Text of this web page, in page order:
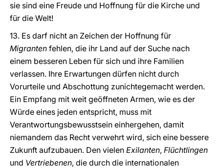
sie sind eine Freude und Hoffnung für die Kirche und
für die Welt!
13. Es darf nicht an Zeichen der Hoffnung für
Migranten fehlen, die ihr Land auf der Suche nach
einem besseren Leben für sich und ihre Familien
verlassen. Ihre Erwartungen dürfen nicht durch
Vorurteile und Abschottung zunichtegemacht werden.
Ein Empfang mit weit geöffneten Armen, wie es der
Würde eines jeden entspricht, muss mit
Verantwortungsbewusstsein einhergehen, damit
niemandem das Recht verwehrt wird, sich eine bessere
Zukunft aufzubauen. Den vielen Exilanten, Flüchtlingen
und Vertriebenen, die durch die internationalen